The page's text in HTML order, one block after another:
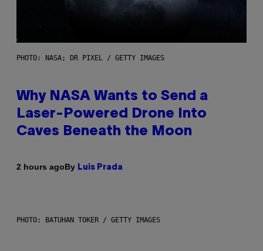
PHOTO: NASA; DR PIXEL / GETTY IMAGES
Why NASA Wants to Send a
Laser-Powered Drone Into
Caves Beneath the Moon
2 hours agoBy Luis Prada
PHOTO: BATUHAN TOKER / GETTY IMAGES